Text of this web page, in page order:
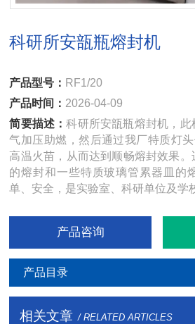
科研所安瓿瓶熔封机
产品型号： RF1/20
产品时间： 2026-04-09
简要描述：科研所安瓿瓶熔封机，
气加压助燃，然后通过我厂特质灯
高温火苗，从而达到顺畅熔封效果
的熔封和一些特质玻璃管累器皿的
单、安全，是实验室、科研单位及学
产品咨询
产品目录
相关文章 / RELATED ARTICLES